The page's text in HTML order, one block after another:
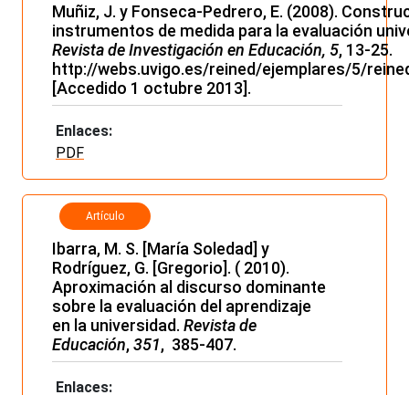
Muñiz, J. y Fonseca-Pedrero, E. (2008).
instrumentos de medida para la evaluación
Revista de Investigación en Educación, 5, 13-25.
http://webs.uvigo.es/reined/ejemplares/5/
[Accedido 1 octubre 2013].
Enlaces:
PDF
Artículo
Ibarra, M. S. [María Soledad] y
Rodríguez, G. [Gregorio]. ( 2010).
Aproximación al discurso dominante
sobre la evaluación del aprendizaje
en la universidad. Revista de
Educación,351, 385-407.
Enlaces: